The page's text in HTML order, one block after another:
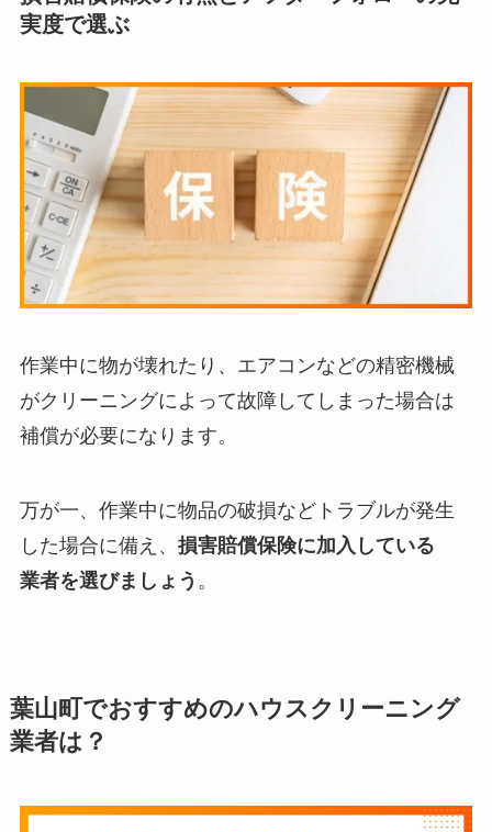
実度で選ぶ
作業中に物が壊れたり、エアコンなどの精密機械
がクリーニングによって故障してしまった場合は
補償が必要になります。
万が一、作業中に物品の破損などトラブルが発生
した場合に備え、 損害賠償保険に加入している
業者を選びましょう 。
葉山町でおすすめのハウスクリーニング
業者は？